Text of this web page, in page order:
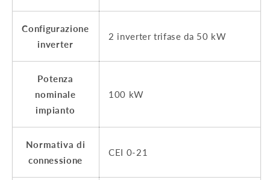
Configurazione
inverter
2 inverter trifase da 50 kW
Potenza
nominale
impianto
100 kW
Normativa di
connessione
CEI 0-21